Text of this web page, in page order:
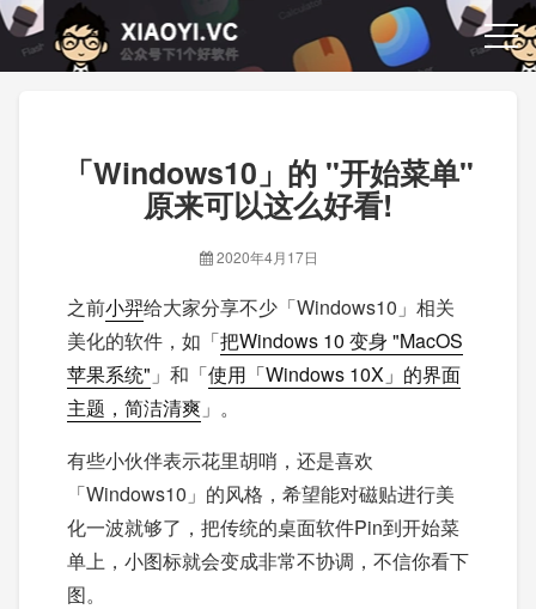
「Windows10」的 "开始菜单"
原来可以这么好看!
2020年4月17日
之前小羿给大家分享不少「Windows10」相关
美化的软件，如「把Windows 10 变身 "MacOS
苹果系统" 」和「使用「Windows 10X」的界面
主题，简洁清爽 」。
有些小伙伴表示花里胡哨，还是喜欢
「Windows10」的风格，希望能对磁贴进行美
化一波就够了，把传统的桌面软件Pin到开始菜
单上，小图标就会变成非常不协调，不信你看下
图。